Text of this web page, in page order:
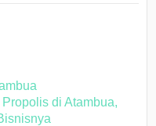
di Atambua,